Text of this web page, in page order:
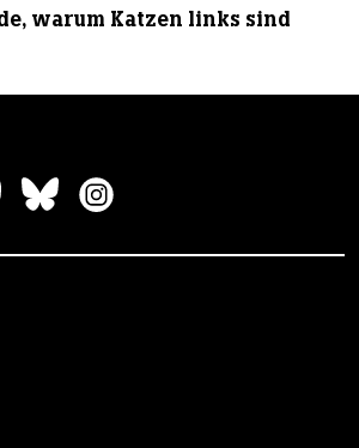
warum Katzen links sind